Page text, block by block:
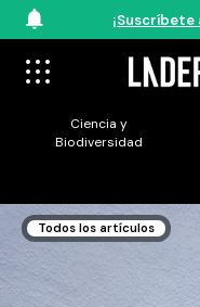
Ciencia y
Biodiversidad
Todos los artículos